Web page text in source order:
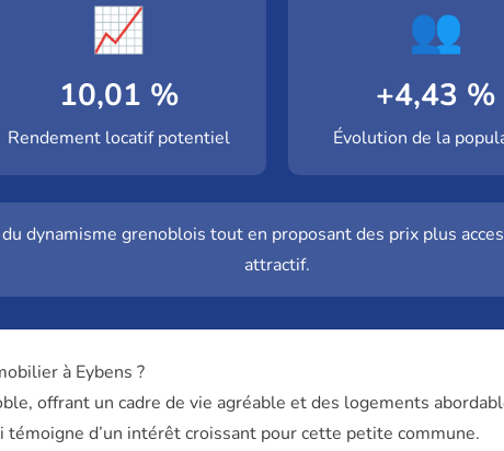
📈
10,01 %
Rendement locatif potentiel
👥
+4,43 %
Évolution de la
dynamisme grenoblois tout en proposant des prix plus
attractif.
à Eybens ?
offrant un cadre de vie agréable et des logements
d’un intérêt croissant pour cette petite commune.